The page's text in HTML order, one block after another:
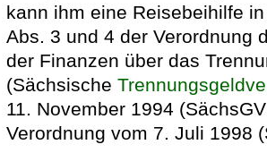
kann ihm eine Reisebeihilfe
Abs. 3 und 4 der Verordnung
der Finanzen über das
(Sächsische
11. November 1994
Verordnung vom 7. Juli 1998